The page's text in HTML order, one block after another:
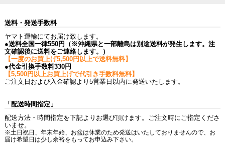
送料・発送手数料
ヤマト運輸にてお届け致します。
●送料全国一律550円（※沖縄県と一部離島は別途送料が発生します。注
文確認後に送料をご連絡します。）
【一度のお買上げ5,500円以上で送料無料】
●代金引換手数料330円
【5,500円以上お買上げで代引き手数料無料】
ご注文日および入金確認より5営業日以内に発送いたします。
「配送時間指定」
配送方法・時間指定を下記よりお選び頂けます。ご注文時にご指定くださ
いませ。
※土日祝日、年末年始、お盆は休業のため発送はいたしておりませんので、お
届け希望日は少し余裕をもってお申込み下さい。